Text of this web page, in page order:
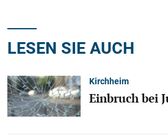
LESEN SIE AUCH
Kirchheim
Einbruch bei